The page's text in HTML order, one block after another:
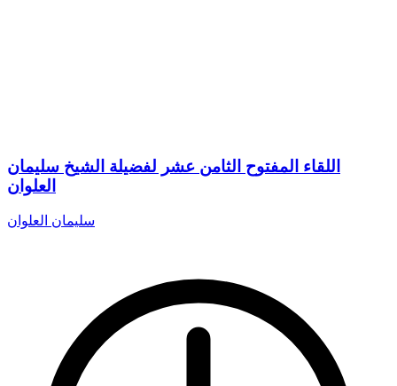
اللقاء المفتوح الثامن عشر لفضيلة الشيخ سليمان
العلوان
سليمان العلوان